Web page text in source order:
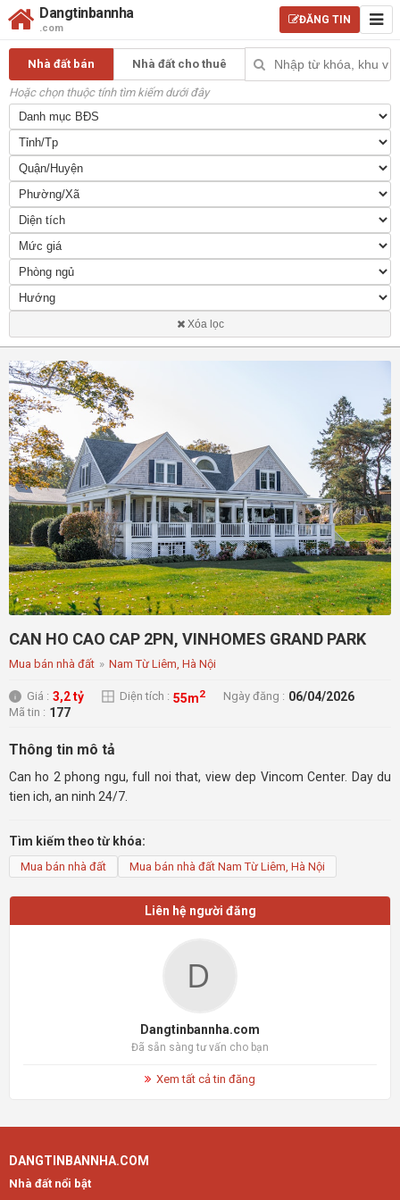
Dangtinbannha
.com
ĐĂNG TIN
Nhà đất bán Nhà đất cho thuê
Hoặc chọn thuộc tính tìm kiếm dưới đây
Xóa lọc
CAN HO CAO CAP 2PN, VINHOMES GRAND PARK
Mua bán nhà đất » Nam Từ Liêm, Hà Nội
Giá : 3,2 tỷ Diện tích : 55m2 Ngày đăng : 06/04/2026
Mã tin : 177
Thông tin mô tả
Can ho 2 phong ngu, full noi that, view dep Vincom Center. Day du
tien ich, an ninh 24/7.
Tìm kiếm theo từ khóa:
Mua bán nhà đất Mua bán nhà đất Nam Từ Liêm, Hà Nội
Liên hệ người đăng
Dangtinbannha.com
Đã sẵn sàng tư vấn cho bạn
Xem tất cả tin đăng
DANGTINBANNHA.COM
Nhà đất nổi bật